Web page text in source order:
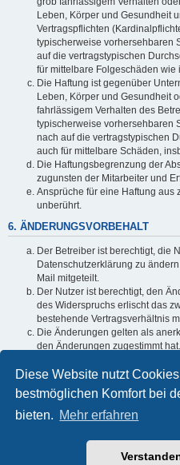
Diese Website nutzt
bestmöglichen Komfort bei
bieten. Mehr erfahren
Leben, Körper und Gesundheit
Vertragspflichten
typischerweise vorhersehbaren
auf die vertragstypischen
für mittelbare Folgeschäden wie
Die Haftung ist gegenüber
Leben, Körper und Gesundheit
fahrlässigem Verhalten des
typischerweise vorhersehbaren
nach auf die vertragstypischen
auch für mittelbare Schäden,
Die Haftungsbegrenzung der
zugunsten der Mitarbeiter und
Ansprüche für eine Haftung aus
unberührt.
6. ÄNDERUNGSVORBEHALT
Der Betreiber ist berechtigt, die
Datenschutzerklärung zu
Mail mitgeteilt.
Der Nutzer ist berechtigt, den
des Widerspruchs erlischt das
bestehende Vertragsverhältnis
Die Änderungen gelten als
den Änderungen zugestimmt hat.
Informationen über den
sind in der Datenschutzerklärung
Powered byphpBB®